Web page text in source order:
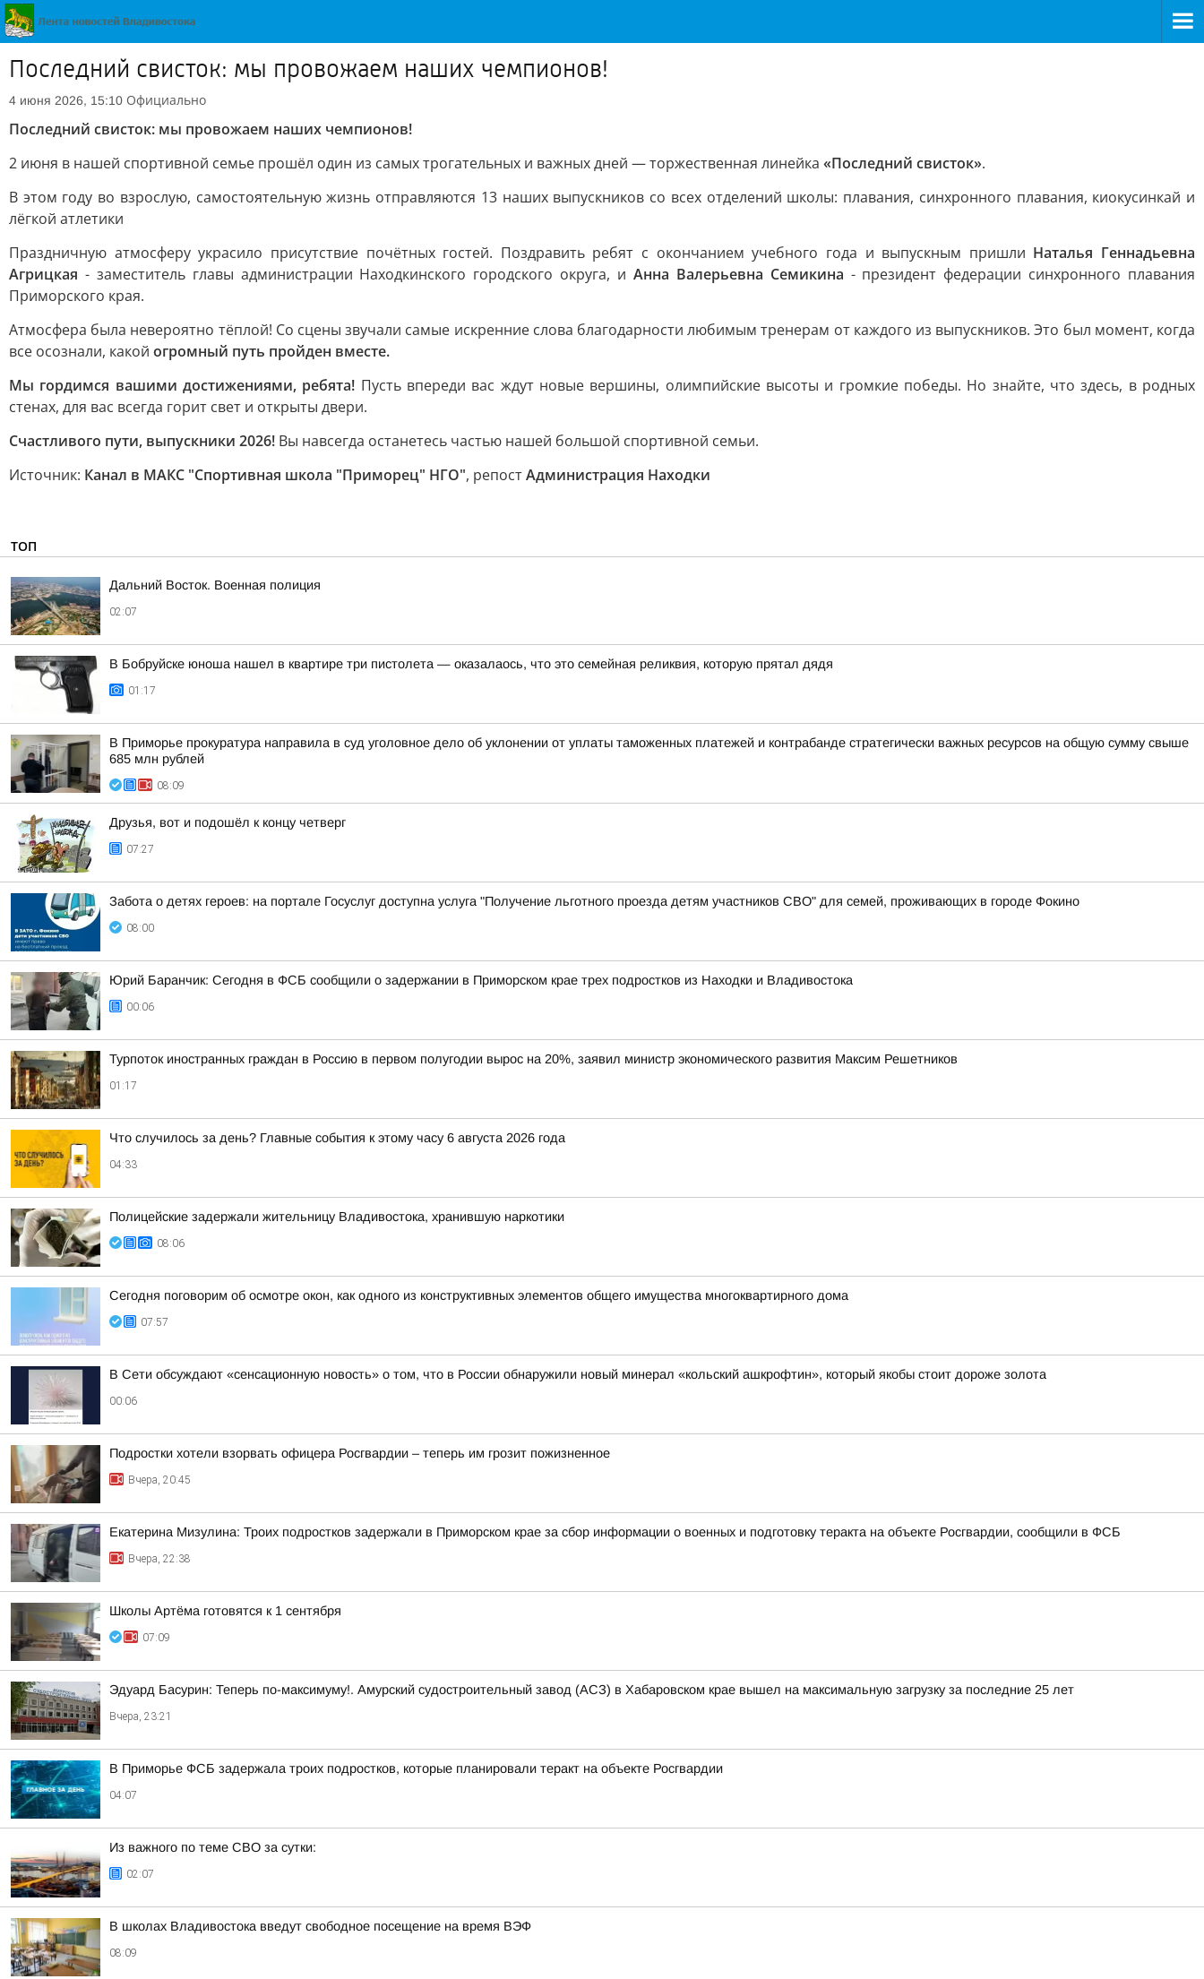
Последний свисток: мы провожаем наших чемпионов!
4 июня 2026, 15:10 Официально
Последний свисток: мы провожаем наших чемпионов!
2 июня в нашей спортивной семье прошёл один из самых трогательных и важных дней — торжественная линейка «Последний свисток».
В этом году во взрослую, самостоятельную жизнь отправляются 13 наших выпускников со всех отделений школы: плавания, синхронного плавания, киокусинкай и
лёгкой атлетики
Праздничную атмосферу украсило присутствие почётных гостей. Поздравить ребят с окончанием учебного года и выпускным пришли Наталья Геннадьевна
Агрицкая - заместитель главы администрации Находкинского городского округа, и Анна Валерьевна Семикина - президент федерации синхронного плавания
Приморского края.
Атмосфера была невероятно тёплой! Со сцены звучали самые искренние слова благодарности любимым тренерам от каждого из выпускников. Это был момент, когда
все осознали, какой огромный путь пройден вместе.
Мы гордимся вашими достижениями, ребята! Пусть впереди вас ждут новые вершины, олимпийские высоты и громкие победы. Но знайте, что здесь, в родных
стенах, для вас всегда горит свет и открыты двери.
Счастливого пути, выпускники 2026! Вы навсегда останетесь частью нашей большой спортивной семьи.
Источник: Канал в МАКС "Спортивная школа "Приморец" НГО", репостАдминистрация Находки
ТОП
Дальний Восток. Военная полиция
02:07
В Бобруйске юноша нашел в квартире три пистолета — оказалаось, что это семейная реликвия, которую прятал дядя
01:17
В Приморье прокуратура направила в суд уголовное дело об уклонении от уплаты таможенных платежей и контрабанде стратегически важных ресурсов на общую сумму свыше
685 млн рублей
08:09
Друзья, вот и подошёл к концу четверг
07:27
Забота о детях героев: на портале Госуслуг доступна услуга "Получение льготного проезда детям участников СВО" для семей, проживающих в городе Фокино
08:00
Юрий Баранчик: Сегодня в ФСБ сообщили о задержании в Приморском крае трех подростков из Находки и Владивостока
00:06
Турпоток иностранных граждан в Россию в первом полугодии вырос на 20%, заявил министр экономического развития Максим Решетников
01:17
Что случилось за день? Главные события к этому часу 6 августа 2026 года
04:33
Полицейские задержали жительницу Владивостока, хранившую наркотики
08:06
Сегодня поговорим об осмотре окон, как одного из конструктивных элементов общего имущества многоквартирного дома
07:57
В Сети обсуждают «сенсационную новость» о том, что в России обнаружили новый минерал «кольский ашкрофтин», который якобы стоит дороже золота
00:06
Подростки хотели взорвать офицера Росгвардии – теперь им грозит пожизненное
Вчера, 20:45
Екатерина Мизулина: Троих подростков задержали в Приморском крае за сбор информации о военных и подготовку теракта на объекте Росгвардии, сообщили в ФСБ
Вчера, 22:38
Школы Артёма готовятся к 1 сентября
07:09
Эдуард Басурин: Теперь по-максимуму!. Амурский судостроительный завод (АСЗ) в Хабаровском крае вышел на максимальную загрузку за последние 25 лет
Вчера, 23:21
В Приморье ФСБ задержала троих подростков, которые планировали теракт на объекте Росгвардии
04:07
Из важного по теме СВО за сутки:
02:07
В школах Владивостока введут свободное посещение на время ВЭФ
08:09